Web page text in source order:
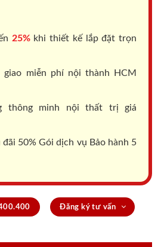
25%khi thiết kế lắp đặt trọn
giao miễn phí nội thành HCM
thông minh nội thất trị giá
50% Gói dịch vụ Bảo hành 5
Đăng ký tư vấn